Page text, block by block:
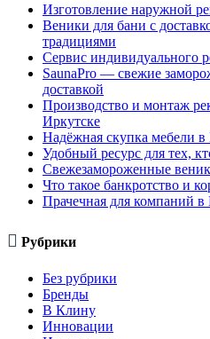
Изготовление наружной
Веники для бани с
традициями
Сервис индивидуального
SaunaPro — свежие
доставкой
Производство и монтаж
Иркутске
Надёжная скупка мебели
Удобный ресурс для тех,
Свежезамороженные
Что такое банкротство и
Прачечная для компаний
 Рубрики
Без рубрики
Бренды
В Клину
Инновации